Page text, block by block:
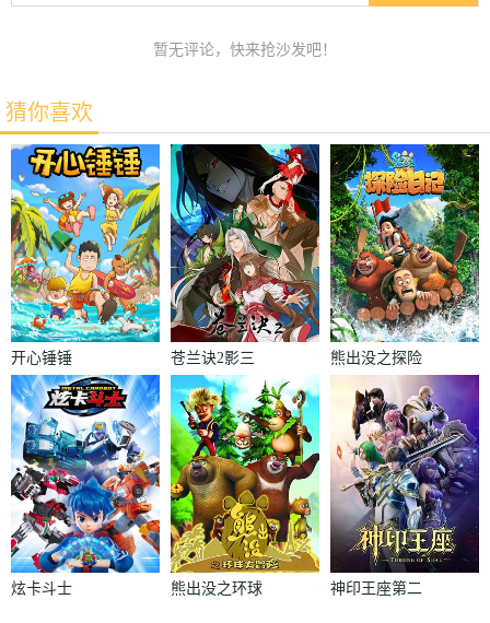
暂无评论，快来抢沙发吧！
猜你喜欢
开心锤锤
苍兰诀2影三
界篇
熊出没之探险
日记
炫卡斗士
熊出没之环球
神印王座第二